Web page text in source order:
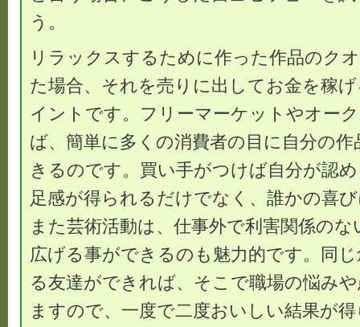
う。
リラックスするために作った作品のク
た場合、それを売りに出してお金を稼
イントです。フリーマーケットやオー
ば、簡単に多くの消費者の目に自分の
きるのです。買い手がつけば自分が認
足感が得られるだけでなく、誰かの喜
また芸術活動は、仕事外で利害関係の
広げる事ができるのも魅力的です。同
る友達ができれば、そこで職場の悩み
ますので、一度で二度おいしい結果が